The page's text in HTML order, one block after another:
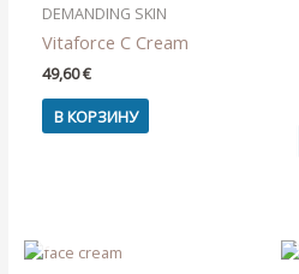
DEMANDING SKIN
Vitaforce C Cream
49,60€
В КОРЗИНУ